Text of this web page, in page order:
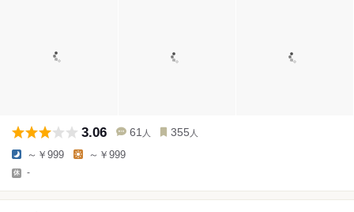
3.06 61 人 355 人
～￥999 ～￥999
-